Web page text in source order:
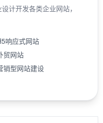
计开发各类企业网站，
响应式网站
贸网站
销型网站建设